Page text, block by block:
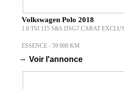
Volkswagen Polo 2018
1.0 TSI 115 S&S DSG7 CARAT
ESSENCE - 59 000 KM
→ Voir l'annonce